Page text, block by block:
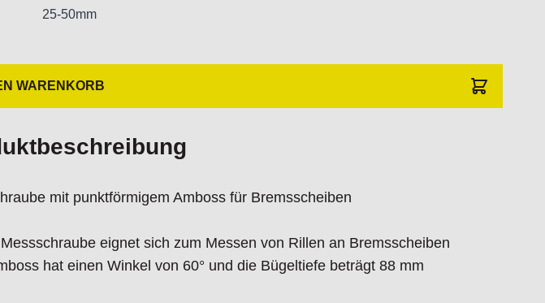
25-50mm
WARENKORB
mit punktförmigem Amboss für Bremsscheiben
eignet sich zum Messen von Rillen an Bremsscheiben
hat einen Winkel von 60° und die Bügeltiefe beträgt 88 mm